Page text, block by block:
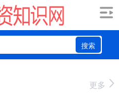
搜索
更多